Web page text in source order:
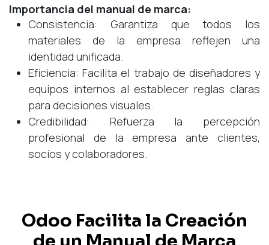
Importancia del manual de marca:
Consistencia: Garantiza que todos los
materiales de la empresa reflejen una
identidad unificada.
Eficiencia: Facilita el trabajo de diseñadores y
equipos internos al establecer reglas claras
para decisiones visuales.
Credibilidad: Refuerza la percepción
profesional de la empresa ante clientes,
socios y colaboradores.
Odoo Facilita la Creación